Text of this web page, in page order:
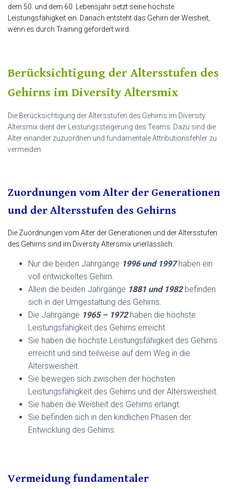
dem 50. und dem 60. Lebensjahr setzt seine höchste
Leistungsfähigkeit ein. Danach entsteht das Gehirn der Weisheit,
wenn es durch Training gefordert wird.
Berücksichtigung der Altersstufen des
Gehirns im Diversity Altersmix
Die Berücksichtigung der Altersstufen des Gehirns im Diversity
Altersmix dient der Leistungssteigerung des Teams. Dazu sind die
Alter einander zuzuordnen und fundamentale Attributionsfehler zu
vermeiden.
Zuordnungen vom Alter der Generationen
und der Altersstufen des Gehirns
Die Zuordnungen vom Alter der Generationen und der Altersstufen
des Gehirns sind im Diversity Altersmix unerlässlich:
Nur die beiden Jahrgänge 1996 und 1997haben ein
voll entwickeltes Gehirn.
Allein die beiden Jahrgänge 1881 und 1982befinden
sich in der Umgestaltung des Gehirns.
Die Jahrgänge 1965 – 1972haben die höchste
Leistungsfähigkeit des Gehirns erreicht.
Sie haben die höchste Leistungsfähigkeit des Gehirns
erreicht und sind teilweise auf dem Weg in die
Altersweisheit.
Sie bewegen sich zwischen der höchsten
Leistungsfähigkeit des Gehirns und der Altersweisheit.
Sie haben die Weisheit des Gehirns erlangt.
Sie befinden sich in den kindlichen Phasen der
Entwicklung des Gehirns.
Vermeidung fundamentaler